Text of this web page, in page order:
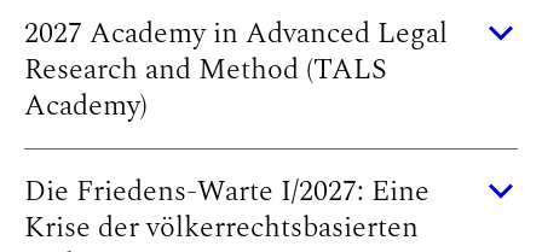
2027 Academy in Advanced Legal
Research and Method (TALS
Academy)
Die Friedens-Warte I/2027: Eine
Krise der völkerrechtsbasierten